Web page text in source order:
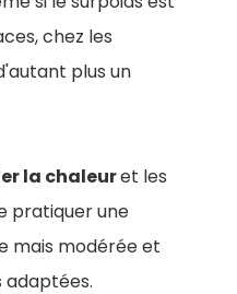
chez les
plus un
la chaleuret les
pratiquer une
mais modérée et